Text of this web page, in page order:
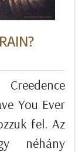
You Ever
fel. Az
néhány